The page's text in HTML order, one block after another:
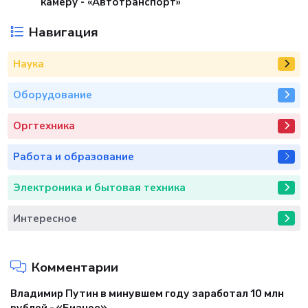
Навигация
Наука
Оборудование
Оргтехника
Работа и образование
Электроника и бытовая техника
Интересное
Комментарии
Владимир Путин в минувшем году заработал 10 млн